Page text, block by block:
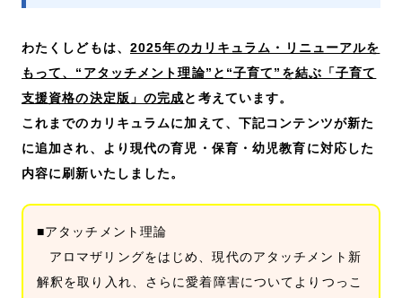
わたくしどもは、 2025年のカリキュラム・リニューアルを
もって、“アタッチメント理論”と“子育て”を結ぶ「子育て
支援資格の決定版」の完成と考えています。
これまでのカリキュラムに加えて、下記コンテンツが新た
に追加され、より現代の育児・保育・幼児教育に対応した
内容に刷新いたしました。
■アタッチメント理論
アロマザリングをはじめ、現代のアタッチメント新
解釈を取り入れ、さらに愛着障害についてよりつっこ